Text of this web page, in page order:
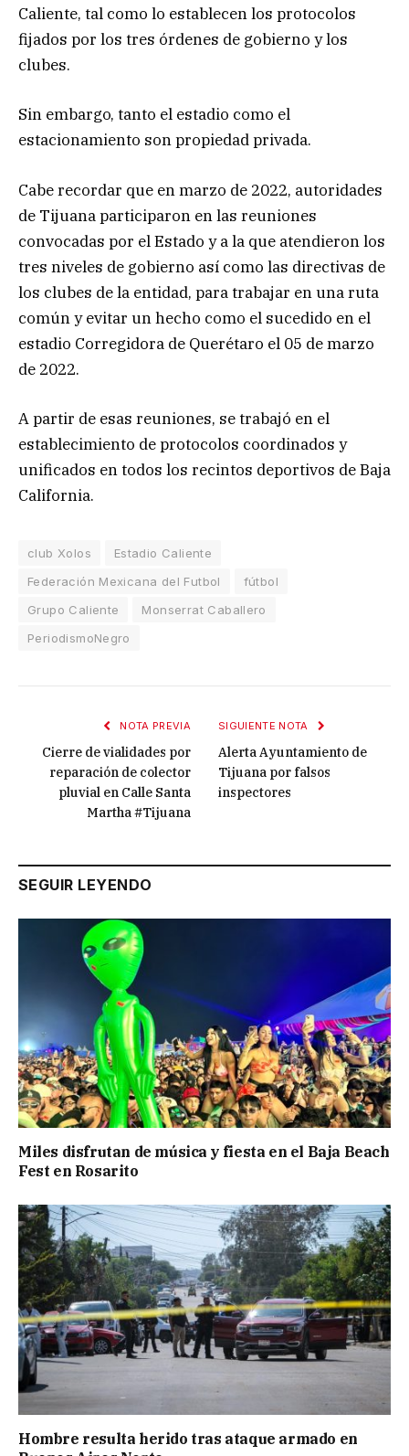
Caliente, tal como lo establecen los protocolos
fijados por los tres órdenes de gobierno y los
clubes.
Sin embargo, tanto el estadio como el
estacionamiento son propiedad privada.
Cabe recordar que en marzo de 2022, autoridades
de Tijuana participaron en las reuniones
convocadas por el Estado y a la que atendieron los
tres niveles de gobierno así como las directivas de
los clubes de la entidad, para trabajar en una ruta
común y evitar un hecho como el sucedido en el
estadio Corregidora de Querétaro el 05 de marzo
de 2022.
A partir de esas reuniones, se trabajó en el
establecimiento de protocolos coordinados y
unificados en todos los recintos deportivos de Baja
California.
club Xolos
Estadio Caliente
Federación Mexicana del Futbol
fútbol
Grupo Caliente
Monserrat Caballero
PeriodismoNegro
NOTA PREVIA
Cierre de vialidades por
reparación de colector
pluvial en Calle Santa
Martha #Tijuana
SIGUIENTE NOTA
Alerta Ayuntamiento de
Tijuana por falsos
inspectores
SEGUIR LEYENDO
Miles disfrutan de música y fiesta en el Baja Beach
Fest en Rosarito
Hombre resulta herido tras ataque armado en